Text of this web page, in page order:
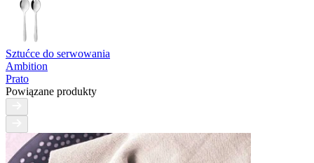
Sztućce do serwowania
Ambition
Prato
Powiązane produkty